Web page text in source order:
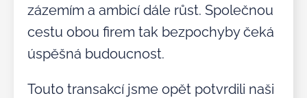
zázemím a ambicí dále růst. Společnou
cestu obou firem tak bezpochyby čeká
úspěšná budoucnost.
Touto transakcí jsme opět potvrdili naši